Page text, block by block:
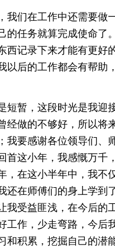
我们在工作中还需要做
的任务就算完成使命了
西记录下来才能有更好
以后的工作都会有帮助
短暂，这段时光是我迎
经做的不够好，所以将
我要感谢各位领导们、
首这小年，我感慨万千
，在这小半年中，我不
还在师傅们的身上学到
我受益匪浅，在今后的
工作，少走弯路，今后
和积累，挖掘自己的潜